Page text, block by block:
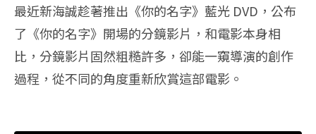
最近新海誠趁著推出《你的名字》藍光 DVD，公布
了《你的名字》開場的分鏡影片，和電影本身相
比，分鏡影片固然粗糙許多，卻能一窺導演的創作
過程，從不同的角度重新欣賞這部電影。